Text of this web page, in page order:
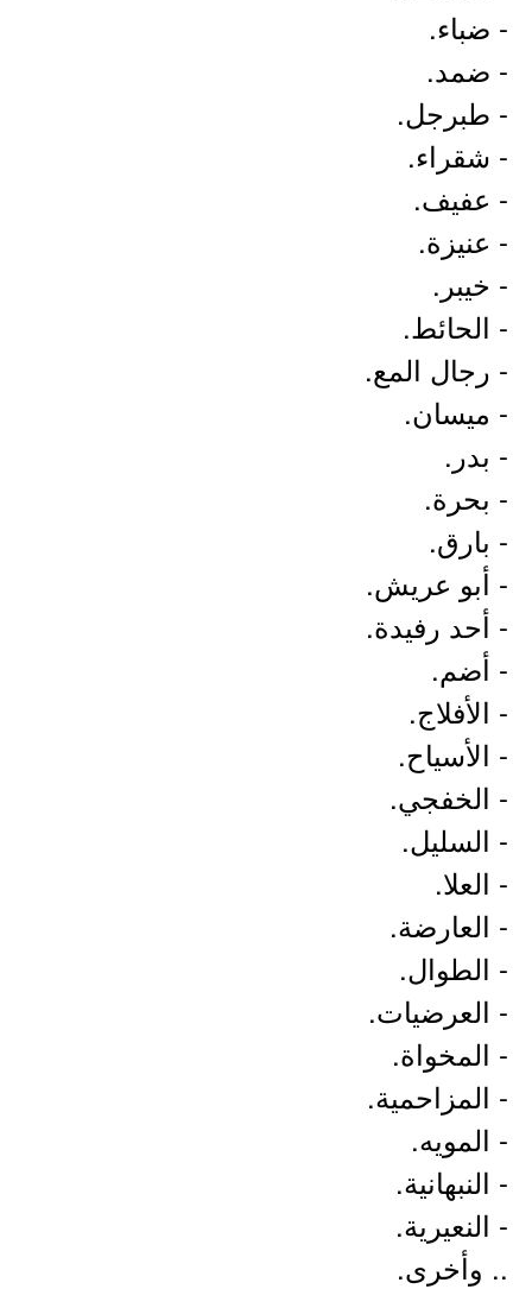
- ضباء.
- ضمد.
- طبرجل.
- شقراء.
- عفيف.
- عنيزة.
- خيبر.
- الحائط.
- رجال المع.
- ميسان.
- بدر.
- بحرة.
- بارق.
- أبو عريش.
- أحد رفيدة.
- أضم.
- الأفلاج.
- الأسياح.
- الخفجي.
- السليل.
- العلا.
- العارضة.
- الطوال.
- العرضيات.
- المخواة.
- المزاحمية.
- المويه.
- النبهانية.
- النعيرية.
.. وأخرى.